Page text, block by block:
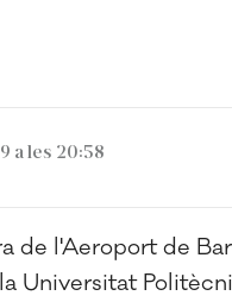
a les 20:58
de l'Aeroport de
Universitat